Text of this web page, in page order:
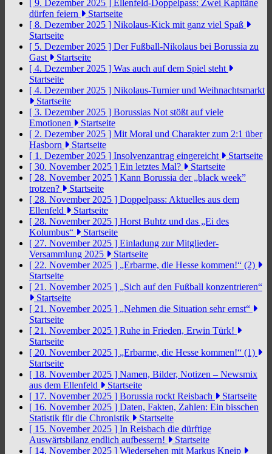
[ 9. Dezember 2025 ] Ellenfeld-Doppelpass: Zwei Kapitäne
dürfen feiern
Startseite
[ 8. Dezember 2025 ] Nikolaus-Kick mit ganz viel Spaß
Startseite
[ 5. Dezember 2025 ] Der Fußball-Nikolaus bei Borussia zu
Gast
Startseite
[ 4. Dezember 2025 ] Was auch auf dem Spiel steht
Startseite
[ 4. Dezember 2025 ] Nikolaus-Turnier und Weihnachtsmarkt
Startseite
[ 3. Dezember 2025 ] Borussias Not stößt auf viele
Emotionen
Startseite
[ 2. Dezember 2025 ] Mit Moral und Charakter zum 2:1 über
Hasborn
Startseite
[ 1. Dezember 2025 ] Insolvenzantrag eingereicht
Startseite
[ 30. November 2025 ] Ein letztes Mal?
Startseite
[ 28. November 2025 ] Kann Borussia der „black week”
trotzen?
Startseite
[ 28. November 2025 ] Doppelpass: Aktuelles aus dem
Ellenfeld
Startseite
[ 28. November 2025 ] Horst Buhtz und das „Ei des
Kolumbus“
Startseite
[ 27. November 2025 ] Einladung zur Mitglieder-
Versammlung 2025
Startseite
[ 22. November 2025 ] „Erbarme, die Hesse kommen!“ (2)
Startseite
[ 21. November 2025 ] „Sich auf den Fußball konzentrieren“
Startseite
[ 21. November 2025 ] „Nehmen die Situation sehr ernst“
Startseite
[ 21. November 2025 ] Ruhe in Frieden, Erwin Türk!
Startseite
[ 20. November 2025 ] „Erbarme, die Hesse kommen!“ (1)
Startseite
[ 18. November 2025 ] Namen, Bilder, Notizen – Newsmix
aus dem Ellenfeld
Startseite
[ 17. November 2025 ] Borussia rockt Reisbach
Startseite
[ 16. November 2025 ] Daten, Fakten, Zahlen: Ein bisschen
Statistik für die Chronistik
Startseite
[ 15. November 2025 ] In Reisbach die dürftige
Auswärtsbilanz endlich aufbessern!
Startseite
[ 14. November 2025 ] Wiedersehen mit Markus Kneip